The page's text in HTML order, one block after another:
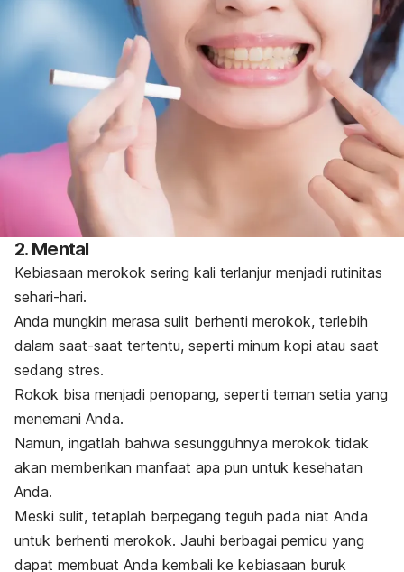
2. Mental
Kebiasaan merokok sering kali terlanjur menjadi rutinitas
sehari-hari.
Anda mungkin merasa sulit berhenti merokok, terlebih
dalam saat-saat tertentu, seperti minum kopi atau saat
sedang stres.
Rokok bisa menjadi penopang, seperti teman setia yang
menemani Anda.
Namun, ingatlah bahwa sesungguhnya merokok tidak
akan memberikan manfaat apa pun untuk kesehatan
Anda.
Meski sulit, tetaplah berpegang teguh pada niat Anda
untuk berhenti merokok. Jauhi berbagai pemicu yang
dapat membuat Anda kembali ke kebiasaan buruk